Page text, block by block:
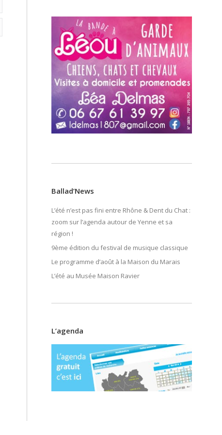
Ballad’News
L’été n’est pas fini entre Rhône & Dent du Chat :
zoom sur l’agenda autour de Yenne et sa
région !
9ème édition du festival de musique classique
Le programme d’août à la Maison du Marais
L’été au Musée Maison Ravier
L’agenda